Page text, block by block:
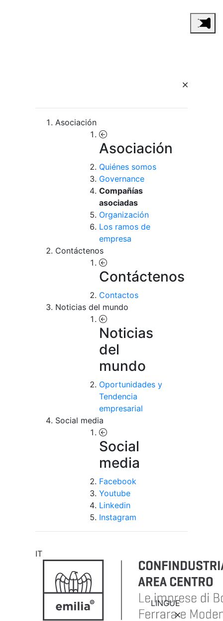
Asociación
Asociación
Quiénes somos
Governance
Compañías
asociadas
Organización
Los ramos de
empresa
Contáctenos
Contáctenos
Contactos
Noticias del mundo
Noticias
del
mundo
Oportunidades y
Tendencia
empresarial
Social media
Social
media
Facebook
Youtube
Linkedin
Instagram
IT
LINGUE